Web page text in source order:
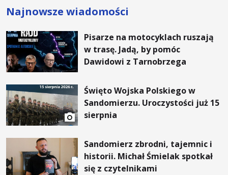
Najnowsze wiadomości
Pisarze na motocyklach ruszają
w trasę. Jadą, by pomóc
Dawidowi z Tarnobrzega
Święto Wojska Polskiego w
Sandomierzu. Uroczystości już 15
sierpnia
Sandomierz zbrodni, tajemnic i
historii. Michał Śmielak spotkał
się z czytelnikami